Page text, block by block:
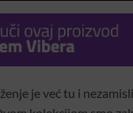
je već tu i